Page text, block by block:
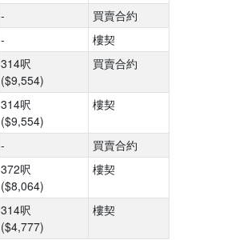
-
買賣合約
-
樓契
314呎
($9,554)
買賣合約
314呎
($9,554)
樓契
-
買賣合約
372呎
($8,064)
樓契
314呎
($4,777)
樓契